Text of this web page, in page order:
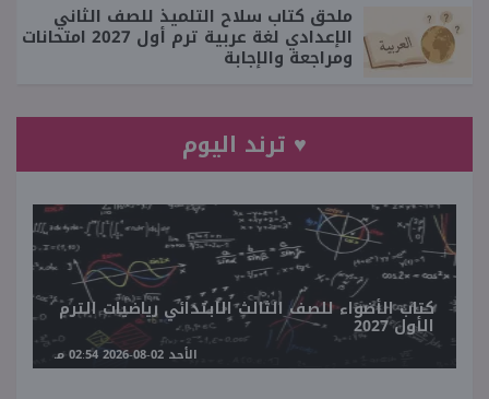
ملحق كتاب سلاح التلميذ للصف الثاني
الإعدادي لغة عربية ترم أول 2027 امتحانات
ومراجعة والإجابة
♥ ترند اليوم
كتاب الأضواء للصف الثالث الابتدائي رياضيات الترم
الأول 2027
الأحد 02-08-2026 02:54 مـ